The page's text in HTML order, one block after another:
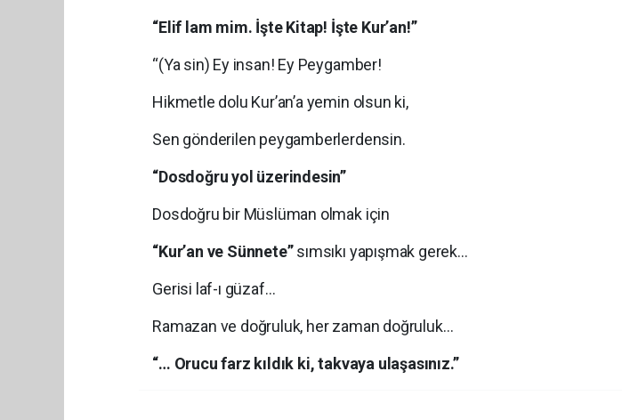
“Elif lam mim. İşte Kitap! İşte Kur’an!”
“(Ya sin) Ey insan! Ey Peygamber!
Hikmetle dolu Kur’an’a yemin olsun ki,
Sen gönderilen peygamberlerdensin.
“Dosdoğru yol üzerindesin”
Dosdoğru bir Müslüman olmak için
“Kur’an ve Sünnete”sımsıkı yapışmak gerek…
Gerisi laf-ı güzaf…
Ramazan ve doğruluk, her zaman doğruluk…
“… Orucu farz kıldık ki, takvaya ulaşasınız.”